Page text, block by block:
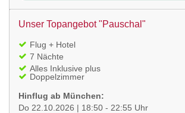
Unser Topangebot "Pauschal"
Flug + Hotel
7 Nächte
Alles Inklusive plus
Doppelzimmer
Hinflug ab München:
Do 22.10.2026 | 18:50 - 22:55 Uhr